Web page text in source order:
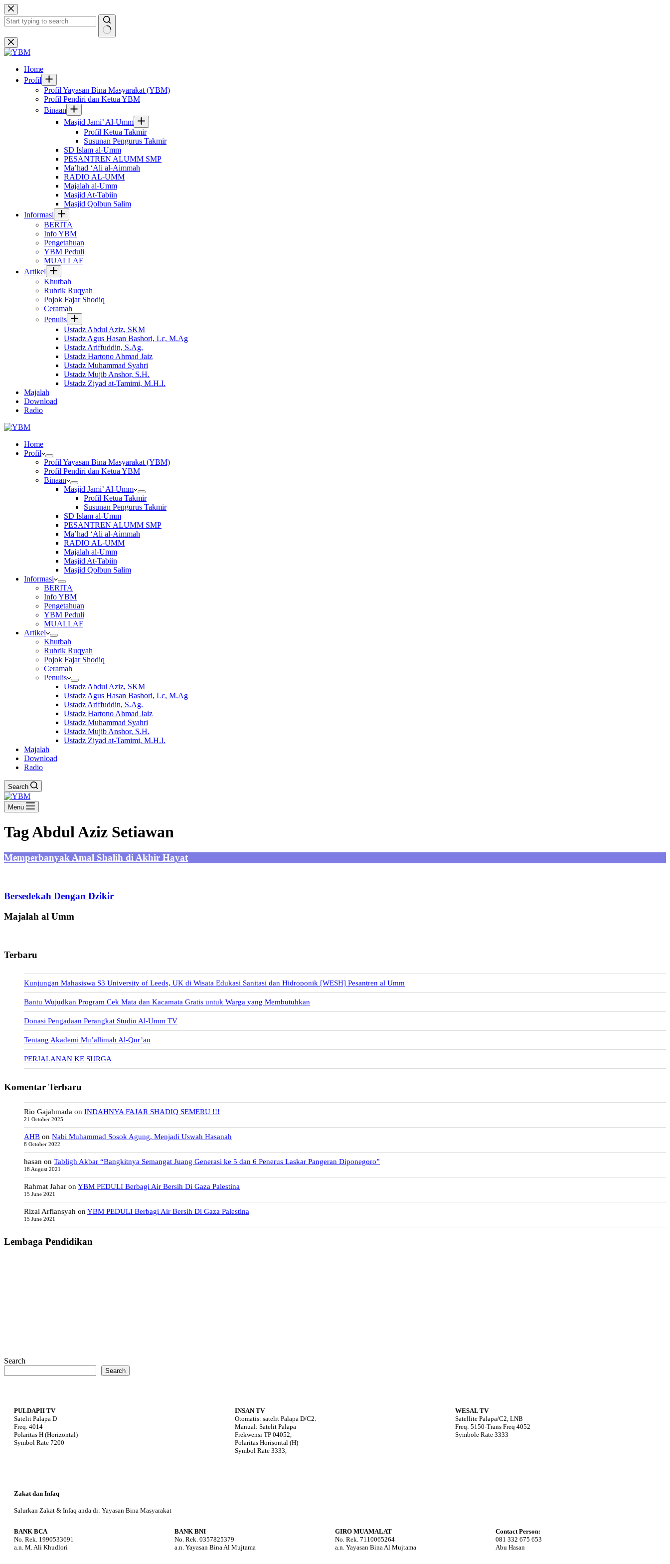
Skip
to
content
No
results
Home
Profil
Profil Yayasan Bina Masyarakat (YBM)
Profil Pendiri dan Ketua YBM
Binaan
Masjid Jami’ Al-Umm
Profil Ketua Takmir
Susunan Pengurus Takmir
SD Islam al-Umm
PESANTREN ALUMM SMP
Ma’had ‘Ali al-Aimmah
RADIO AL-UMM
Majalah al-Umm
Masjid At-Tabiin
Masjid Qolbun Salim
Informasi
BERITA
Info YBM
Pengetahuan
YBM Peduli
MUALLAF
Artikel
Khutbah
Rubrik Ruqyah
Pojok Fajar Shodiq
Ceramah
Penulis
Ustadz Abdul Aziz, SKM
Ustadz Agus Hasan Bashori, Lc, M.Ag
Ustadz Ariffuddin, S.Ag.
Ustadz Hartono Ahmad Jaiz
Ustadz Muhammad Syahri
Ustadz Mujib Anshor, S.H.
Ustadz Ziyad at-Tamimi, M.H.I.
Majalah
Download
Radio
Home
Profil
Profil Yayasan Bina Masyarakat (YBM)
Profil Pendiri dan Ketua YBM
Binaan
Masjid Jami’ Al-Umm
Profil Ketua Takmir
Susunan Pengurus Takmir
SD Islam al-Umm
PESANTREN ALUMM SMP
Ma’had ‘Ali al-Aimmah
RADIO AL-UMM
Majalah al-Umm
Masjid At-Tabiin
Masjid Qolbun Salim
Informasi
BERITA
Info YBM
Pengetahuan
YBM Peduli
MUALLAF
Artikel
Khutbah
Rubrik Ruqyah
Pojok Fajar Shodiq
Ceramah
Penulis
Ustadz Abdul Aziz, SKM
Ustadz Agus Hasan Bashori, Lc, M.Ag
Ustadz Ariffuddin, S.Ag.
Ustadz Hartono Ahmad Jaiz
Ustadz Muhammad Syahri
Ustadz Mujib Anshor, S.H.
Ustadz Ziyad at-Tamimi, M.H.I.
Majalah
Download
Radio
Search
Menu
TagAbdul Aziz Setiawan
Memperbanyak Amal Shalih di Akhir Hayat
Bersedekah Dengan Dzikir
Majalah al Umm
Terbaru
Kunjungan Mahasiswa S3 University of Leeds, UK di Wisata Edukasi Sanitasi dan Hidroponik [WESH] Pesantren al Umm
Bantu Wujudkan Program Cek Mata dan Kacamata Gratis untuk Warga yang Membutuhkan
Donasi Pengadaan Perangkat Studio Al-Umm TV
Tentang Akademi Mu’allimah Al-Qur’an
PERJALANAN KE SURGA
Komentar Terbaru
Rio Gajahmada on INDAHNYA FAJAR SHADIQ SEMERU !!!
21 October 2025
AHB on Nabi Muhammad Sosok Agung, Menjadi Uswah Hasanah
8 October 2022
hasan on Tabligh Akbar “Bangkitnya Semangat Juang Generasi ke 5 dan 6 Penerus Laskar Pangeran Diponegoro”
18 August 2021
Rahmat Jahar on YBM PEDULI Berbagi Air Bersih Di Gaza Palestina
15 June 2021
Rizal Arfiansyah on YBM PEDULI Berbagi Air Bersih Di Gaza Palestina
15 June 2021
Lembaga Pendidikan
Search
Search
PULDAPII TV
Satelit Palapa D
Freq. 4014
Polaritas H (Horizontal)
Symbol Rate 7200
INSAN TV
Otomatis: satelit Palapa D/C2.
Manual: Satelit Palapa
Frekwensi TP 04052,
Polaritas Horisontal (H)
Symbol Rate 3333,
WESAL TV
Satellite Palapa/C2, LNB
Freq: 5150-Trans Freq 4052
Symbole Rate 3333
Zakat dan Infaq
Salurkan Zakat & Infaq anda di: Yayasan Bina Masyarakat
BANK BCA
No. Rek. 1990533691
a.n. M. Ali Khudlori
BANK BNI
No. Rek. 0357825379
a.n. Yayasan Bina Al Mujtama
GIRO MUAMALAT
No. Rek. 7110065264
a.n. Yayasan Bina Al Mujtama
Contact Person:
081 332 675 653
Abu Hasan